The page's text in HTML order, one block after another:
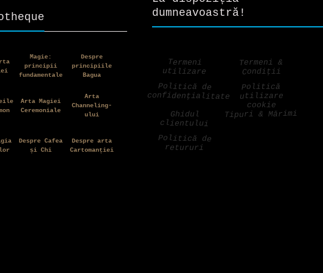
Magie:
principii
fundamentale
Despre
principiile
Bagua
Arta Magiei
Ceremoniale
Arta
Channeling-
ului
Despre Cafea
și Chi
Despre arta
Cartomanției
dumneavoastră!
Termeni
utilizare
Termeni &
Condiții
Politică de
confidențialitate
Politică
utilizare
cookie
Ghidul
clientului
Tipuri & Mărimi
Politică de
retururi